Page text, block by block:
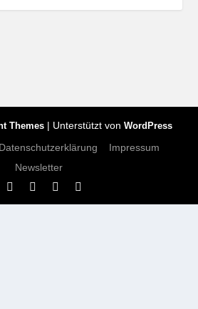
Themes| Unterstützt von WordPress
Impressum
Newsletter